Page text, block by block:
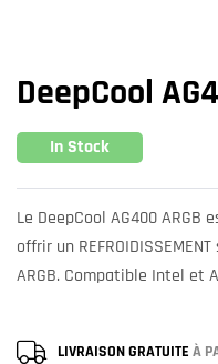
DeepCool
In Stock
Le DeepCool AG400
offrir un
ARGB. Compatible Intel et
LIVRAISON GRATUITE À